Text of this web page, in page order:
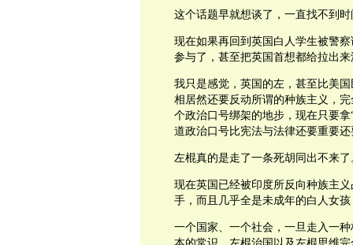
这个话题早就想谈了，一直找不到时
现在如果再回到英国白人学生被警
参与了，甚至把英国首想都给拉出来
我只是感觉，英国的左，甚至比美
相居然还要反动所谓的种族主义，
个政治口号绑架的地步，现在只要
道政治口号比宪法与法律还要重要还
左棍真的是走了一条死胡同出不来了
现在英国已经被印度所反向种族主
手，而且几乎全是未成年的白人女
一个国家、一个社会，一旦走入一